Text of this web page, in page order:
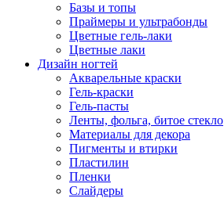
Базы и топы
Праймеры и ультрабонды
Цветные гель-лаки
Цветные лаки
Дизайн ногтей
Акварельные краски
Гель-краски
Гель-пасты
Ленты, фольга, битое стекло
Материалы для декора
Пигменты и втирки
Пластилин
Пленки
Слайдеры